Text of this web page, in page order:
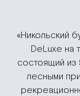
«Никольский
DeLuxe на
состоящий из
лесными